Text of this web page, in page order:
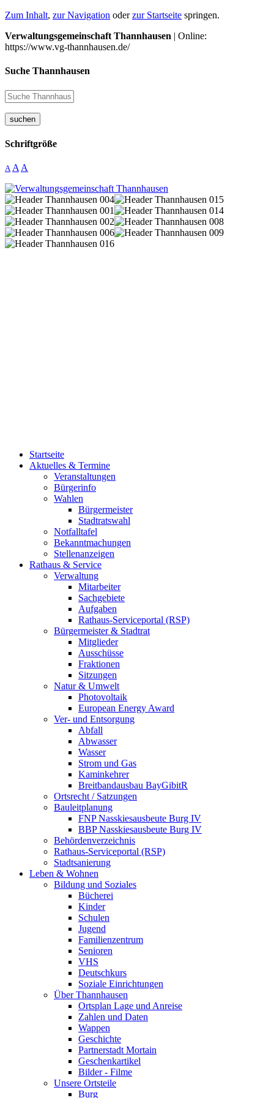
Zum Inhalt, zur Navigation oderzur Startseite springen.
Verwaltungsgemeinschaft Thannhausen | Online:
https://www.vg-thannhausen.de/
Suche Thannhausen
suchen
Schriftgröße
A A A
Startseite
Aktuelles & Termine
Veranstaltungen
Bürgerinfo
Wahlen
Bürgermeister
Stadtratswahl
Notfalltafel
Bekanntmachungen
Stellenanzeigen
Rathaus & Service
Verwaltung
Mitarbeiter
Sachgebiete
Aufgaben
Rathaus-Serviceportal (RSP)
Bürgermeister & Stadtrat
Mitglieder
Ausschüsse
Fraktionen
Sitzungen
Natur & Umwelt
Photovoltaik
European Energy Award
Ver- und Entsorgung
Abfall
Abwasser
Wasser
Strom und Gas
Kaminkehrer
Breitbandausbau BayGibitR
Ortsrecht / Satzungen
Bauleitplanung
FNP Nasskiesausbeute Burg IV
BBP Nasskiesausbeute Burg IV
Behördenverzeichnis
Rathaus-Serviceportal (RSP)
Stadtsanierung
Leben & Wohnen
Bildung und Soziales
Bücherei
Kinder
Schulen
Jugend
Familienzentrum
Senioren
VHS
Deutschkurs
Soziale Einrichtungen
Über Thannhausen
Ortsplan Lage und Anreise
Zahlen und Daten
Wappen
Geschichte
Partnerstadt Mortain
Geschenkartikel
Bilder - Filme
Unsere Ortsteile
Burg